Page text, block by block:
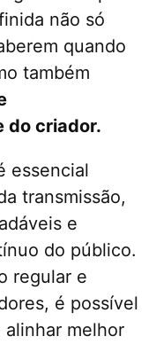
não só
quando
também
do criador.
essencial
transmissão,
e
do público.
regular e
é possível
melhor